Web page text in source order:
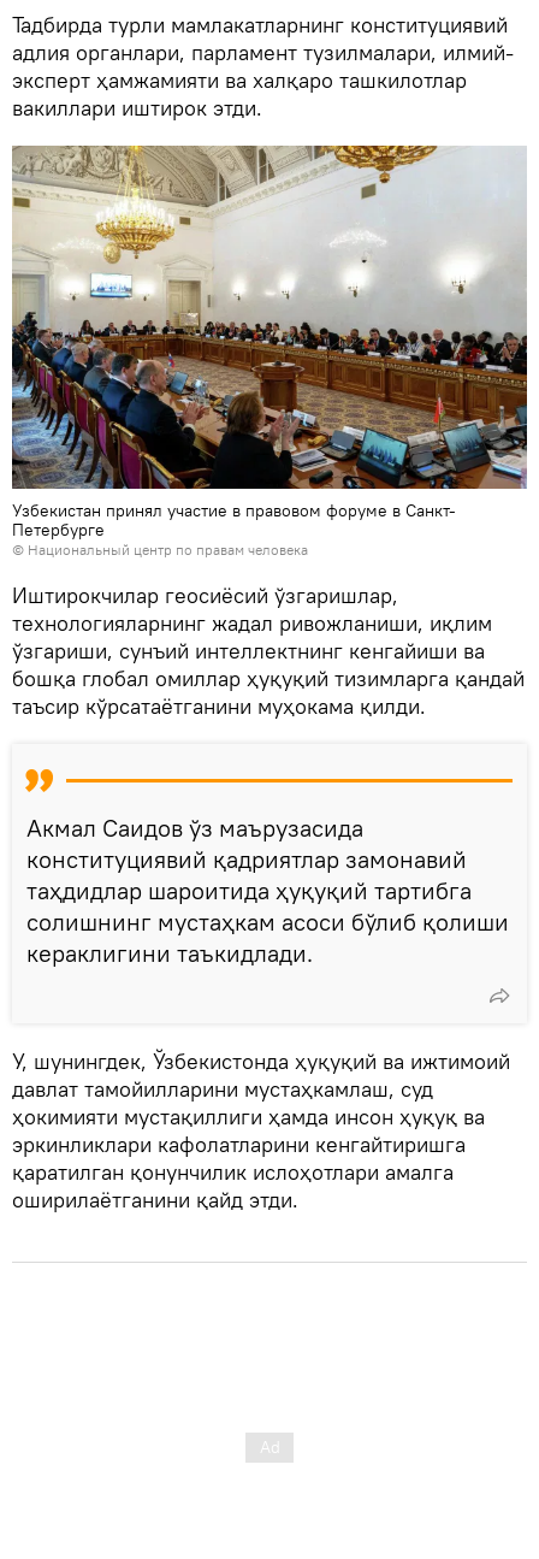
Тадбирда турли мамлакатларнинг конституциявий
адлия органлари, парламент тузилмалари, илмий-
эксперт ҳамжамияти ва халқаро ташкилотлар
вакиллари иштирок этди.
Узбекистан принял участие в правовом форуме в Санкт-
Петербурге
© Национальный центр по правам человека
Иштирокчилар геосиёсий ўзгаришлар,
технологияларнинг жадал ривожланиши, иқлим
ўзгариши, сунъий интеллектнинг кенгайиши ва
бошқа глобал омиллар ҳуқуқий тизимларга қандай
таъсир кўрсатаётганини муҳокама қилди.
Акмал Саидов ўз маърузасида
конституциявий қадриятлар замонавий
таҳдидлар шароитида ҳуқуқий тартибга
солишнинг мустаҳкам асоси бўлиб қолиши
кераклигини таъкидлади.
У, шунингдек, Ўзбекистонда ҳуқуқий ва ижтимоий
давлат тамойилларини мустаҳкамлаш, суд
ҳокимияти мустақиллиги ҳамда инсон ҳуқуқ ва
эркинликлари кафолатларини кенгайтиришга
қаратилган қонунчилик ислоҳотлари амалга
оширилаётганини қайд этди.